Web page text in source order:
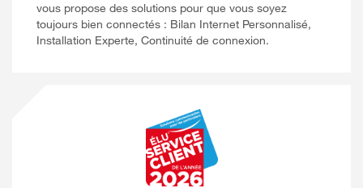
vous propose des solutions pour que vous soyez
toujours bien connectés : Bilan Internet Personnalisé,
Installation Experte, Continuité de connexion.